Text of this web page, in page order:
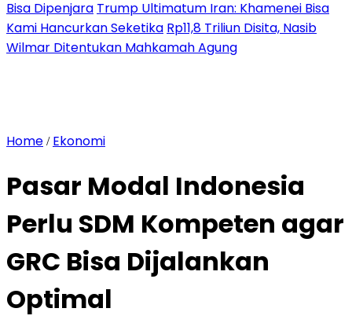
Bisa Dipenjara Trump Ultimatum Iran: Khamenei Bisa
Kami Hancurkan Seketika Rp11,8 Triliun Disita, Nasib
Wilmar Ditentukan Mahkamah Agung
Home / Ekonomi
Pasar Modal Indonesia
Perlu SDM Kompeten agar
GRC Bisa Dijalankan
Optimal